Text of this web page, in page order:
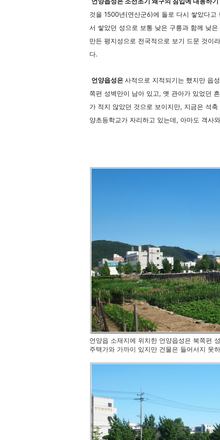
것을 1500년(연산군6)에 돌로 다시 쌓았다
서 쌓았던 성으로 보통 낮은 구릉과 함께 낮
만든 평지성으로 전국적으로 보기 드문 것이
다.
언양읍성은사적으로 지적되기는 했지만 읍
쪽편 성벽만이 남아 있고, 옛 관아가 있었던
가 적지 않았던 것으로 보이지만, 지금은 석
양초등학교가 자리하고 있는데, 아마도 객사
언양읍 소재지에 위치한 언양읍성은 북쪽편
주택가와 가까이 있지만 건물은 들어서지 못